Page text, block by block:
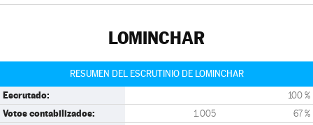
LOMINCHAR
RESUMEN DEL ESCRUTINIO DE LOMINCHAR
Escrutado: 100 %
Votos contabilizados: 1.005 67 %